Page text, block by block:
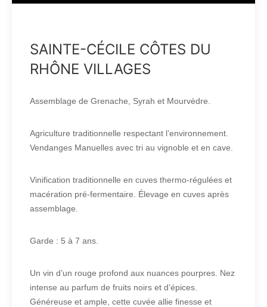
SAINTE-CÉCILE CÔTES DU
RHÔNE VILLAGES
Assemblage de Grenache, Syrah et Mourvèdre.
Agriculture traditionnelle respectant l’environnement.
Vendanges Manuelles avec tri au vignoble et en cave.
Vinification traditionnelle en cuves thermo-régulées et
macération pré-fermentaire. Élevage en cuves après
assemblage.
Garde : 5 à 7 ans.
Un vin d’un rouge profond aux nuances pourpres. Nez
intense au parfum de fruits noirs et d’épices.
Généreuse et ample, cette cuvée allie finesse et